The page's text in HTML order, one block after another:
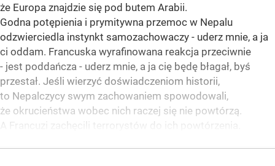
że Europa znajdzie się pod butem Arabii.
Godna potępienia i prymitywna przemoc w Nepalu
odzwierciedla instynkt samozachowaczy - uderz mnie, a ja
ci oddam. Francuska wyrafinowana reakcja przeciwnie
- jest poddańcza - uderz mnie, a ja cię będę błagał, byś
przestał. Jeśli wierzyć doświadczeniom historii,
to Nepalczycy swym zachowaniem spowodowali,
że okrucieństwa wobec nich raczej się nie powtórzą.
A Francuzi zachęcili terrorystów do ich powtórzenia.